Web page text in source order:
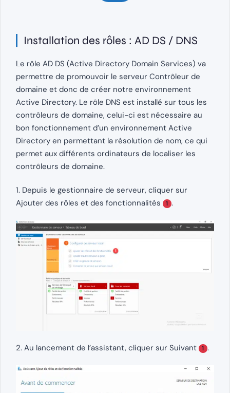
Installation des rôles : AD DS / DNS
Le rôle AD DS (Active Directory Domain Services) va
permettre de promouvoir le serveur Contrôleur de
domaine et donc de créer notre environnement
Active Directory. Le rôle DNS est installé sur tous les
contrôleurs de domaine, celui-ci est nécessaire au
bon fonctionnement d’un environnement Active
Directory en permettant la résolution de nom, ce qui
permet aux différents ordinateurs de localiser les
contrôleurs de domaine.
1. Depuis le gestionnaire de serveur, cliquer sur
Ajouter des rôles et des fonctionnalités
1 .
2. Au lancement de l’assistant, cliquer sur Suivant 1 .